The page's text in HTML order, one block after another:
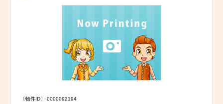
〔物件ID〕 0000092194